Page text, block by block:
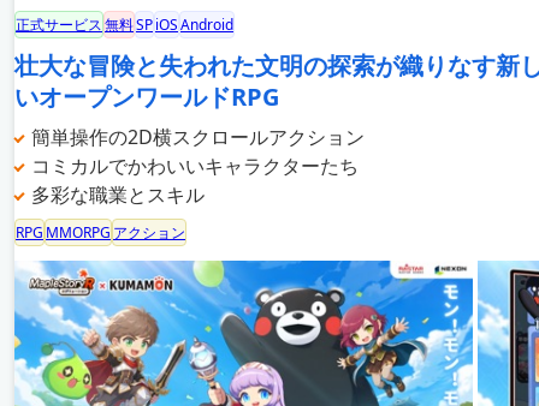
正式サービス無料SPiOSAndroid
壮大な冒険と失われた文明の探索が織りなす新
いオープンワールドRPG
簡単操作の2D横スクロールアクション
コミカルでかわいいキャラクターたち
多彩な職業とスキル
RPG MMORPG アクション